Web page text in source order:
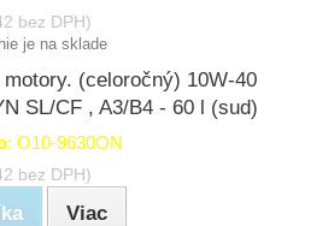
bez DPH)
je na sklade
(celoročný) 10W-40
SL/CF , A3/B4 - 60 l (sud)
: O10-9630ON
bez DPH)
Viac